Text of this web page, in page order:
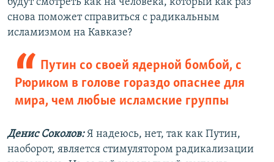
снова поможет справиться с радикальным
исламизмом на Кавказе?
Путин со своей ядерной бомбой, с
Рюриком в голове гораздо опаснее для
мира, чем любые исламские группы
Денис Соколов:Я надеюсь, нет, так как Путин,
наоборот, является стимулятором радикализации